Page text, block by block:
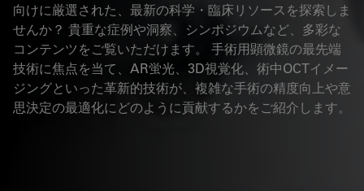
向けに厳選された、最新の科学・臨床リソースを探索しま
せんか？ 貴重な症例や洞察、シンポジウムなど、多彩な
コンテンツをご覧いただけます。 手術用顕微鏡の最先端
技術に焦点を当て、AR蛍光、3D視覚化、術中OCTイメー
ジングといった革新的技術が、複雑な手術の精度向上や意
思決定の最適化にどのように貢献するかをご紹介します。